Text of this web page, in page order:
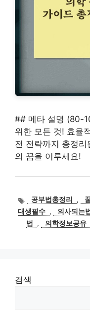
## 메타 설명 (80-
위한 모든 것! 효율
전 전략까지 총정
의 꿈을 이루세요!
태
그
공부법총정리 ,
대생필수 , 의사되는법
법
, 의학정보공유
검색